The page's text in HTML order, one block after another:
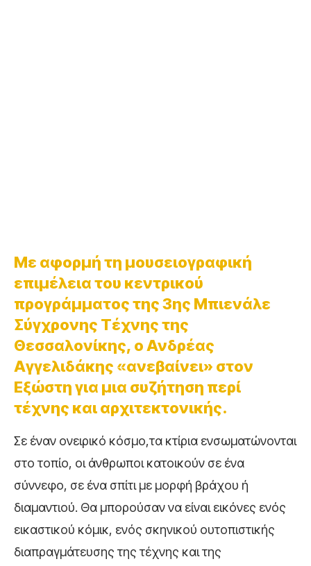
Με αφορμή τη μουσειογραφική
επιμέλεια του κεντρικού
προγράμματος της 3ης Μπιενάλε
Σύγχρονης Τέχνης της
Θεσσαλονίκης, ο Ανδρέας
Αγγελιδάκης «ανεβαίνει» στον
Εξώστη για μια συζήτηση περί
τέχνης και αρχιτεκτονικής.
Σε έναν ονειρικό κόσμο,τα κτίρια ενσωματώνονται
στο τοπίο, οι άνθρωποι κατοικούν σε ένα
σύννεφο, σε ένα σπίτι με μορφή βράχου ή
διαμαντιού. Θα μπορούσαν να είναι εικόνες ενός
εικαστικού κόμικ, ενός σκηνικού ουτοπιστικής
διαπραγμάτευσης της τέχνης και της